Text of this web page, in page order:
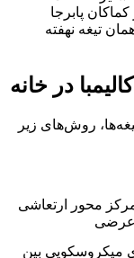
کماکان پابرجا
تیغه نهفته
روش‌های زیر
محور ارتعاشی
عرضی
میکروسکوپی بین